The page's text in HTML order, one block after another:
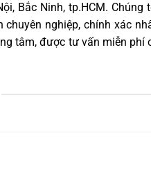
Bắc Ninh, tp.HCM. Chúng
nghiệp, chính xác
tâm, được tư vấn miễn phí